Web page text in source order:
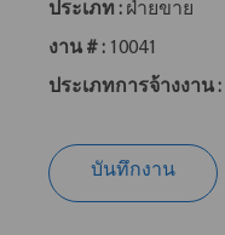
ประเภท : ฝ่ายขาย
งาน # : 10041
ประเภทการจ้างงาน :
บันทึกงาน